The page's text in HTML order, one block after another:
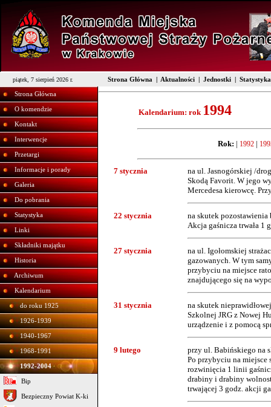
piątek, 7 sierpień 2026 r. Strona Główna | Aktualności | Jednostki | Statystyka
Strona Główna
O komendzie
Kontakt
Interwencje
Przetargi
Informacje i porady
Galeria
Do pobrania
Statystyka
Linki
Składniki majątku
Historia
Archiwum
Kalendarium
do roku 1925
1926-1939
1940-1967
1968-1991
1992-2004
Bip
Bezpieczny Powiat K-ki
Kalendarium: rok 1994
Rok: | 1992 |
7 stycznia
na ul. Jasnogórskiej /
Skodą Favorit. W jego
Mercedesa kierowcę.
22 stycznia
na skutek
Akcja gaśnicza trwała 1
27 stycznia
na ul. Igołomskiej
gazowanych. W tym
przybyciu na miejsce
znajdującego się na
31 stycznia
na skutek
Szkolnej JRG z Nowej
urządzenie i z pomocą
9 lutego
przy ul. Babińskiego na
Po przybyciu na miejsce
rozwinięcia 1 linii
drabiny i drabiny
trwającej 3 godz. akcji